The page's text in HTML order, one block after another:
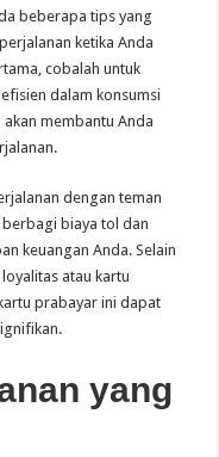
beberapa tips yang
ketika Anda
cobalah untuk
dalam konsumsi
membantu Anda
dengan teman
berbagi biaya tol dan
keuangan Anda. Selain
atau kartu
prabayar ini dapat
yang